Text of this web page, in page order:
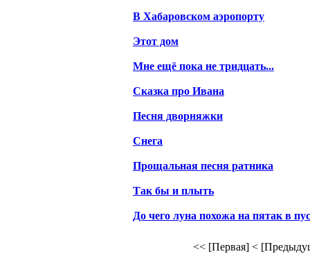
В Хабаровском аэропорту
Этот дом
Мне ещё пока не тридцать...
Сказка про Ивана
Песня дворняжки
Снега
Прощальная песня ратника
Так бы и плыть
До чего луна похожа на пятак в
<< [Первая] <